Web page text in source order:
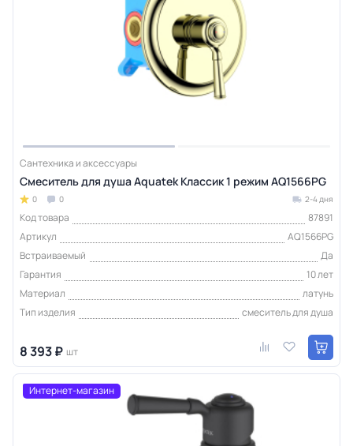
Сантехника и аксессуары
Смеситель для душа Aquatek Классик 1 режим AQ1566PG
0 0 2-4 дня
Код товара
87891
Артикул
AQ1566PG
Встраиваемый
Да
Гарантия
10 лет
Материал
латунь
Тип изделия
смеситель для душа
8 393 ₽ шт
Интернет-магазин